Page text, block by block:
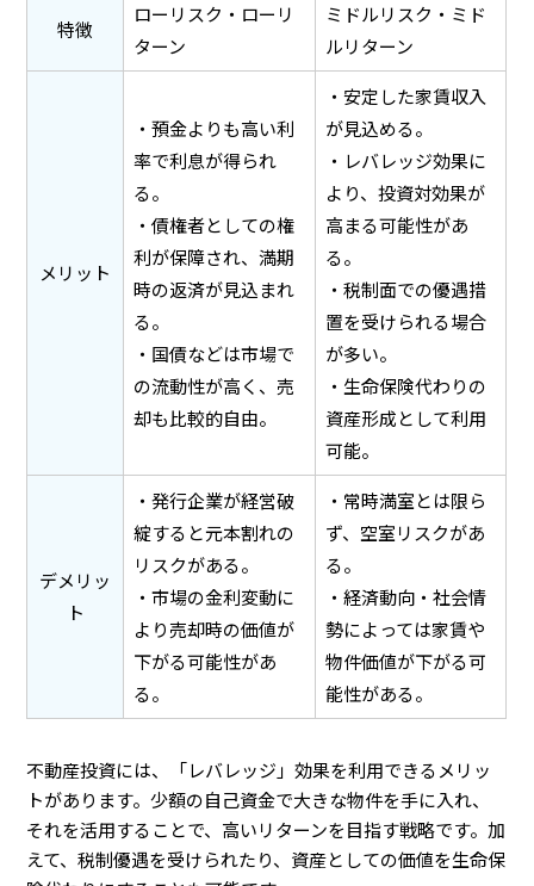
特徴
ローリスク・ローリ
ターン
ミドルリスク・ミド
ルリターン
メリット
・預金よりも高い利
率で利息が得られ
る。
・債権者としての権
利が保障され、満期
時の返済が見込まれ
る。
・国債などは市場で
の流動性が高く、売
却も比較的自由。
・安定した家賃収入
が見込める。
・レバレッジ効果に
より、投資対効果が
高まる可能性があ
る。
・税制面での優遇措
置を受けられる場合
が多い。
・生命保険代わりの
資産形成として利用
可能。
デメリッ
ト
・発行企業が経営破
綻すると元本割れの
リスクがある。
・市場の金利変動に
より売却時の価値が
下がる可能性があ
る。
・常時満室とは限ら
ず、空室リスクがあ
る。
・経済動向・社会情
勢によっては家賃や
物件価値が下がる可
能性がある。
不動産投資には、「レバレッジ」効果を利用できるメリッ
トがあります。少額の自己資金で大きな物件を手に入れ、
それを活用することで、高いリターンを目指す戦略です。加
えて、税制優遇を受けられたり、資産としての価値を生命保